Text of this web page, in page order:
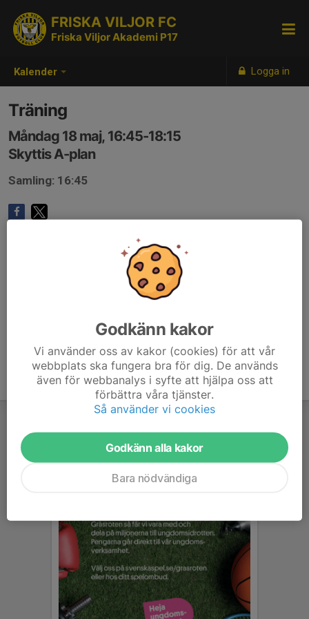
Kalender Logga in
FRISKA VILJOR FC
Friska Viljor Akademi P17
Träning
Måndag 18 maj, 16:45-18:15
Skyttis A-plan
Samling: 16:45
Godkänn kakor
Vi använder oss av kakor (cookies) för att vår
webbplats ska fungera bra för dig. De används
även för webbanalys i syfte att hjälpa oss att
förbättra våra tjänster.
Så använder vi cookies
Godkänn alla kakor
Bara nödvändiga